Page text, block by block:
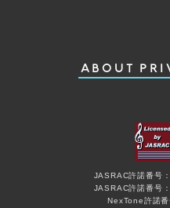
ABOUT
JASRAC許諾番号
JASRAC許諾番号
NexTone許諾